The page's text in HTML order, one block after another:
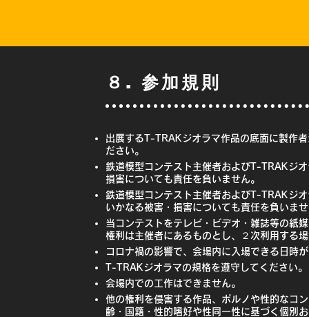
８. 参加規則
出展するT-TRAKジオラマ作品の底面に製作
ださい。
鉄道模型コンテスト主催者およびT-TRAKジ
損害についても責任を負いません。
鉄道模型コンテスト主催者およびT-TRAKジ
いかなる被害・損害についても責任を負いま
当コンテストをテレビ・ビデオ・雑誌等の紙
権利は主催者にあるものとし、２次利用する
コロナ禍の影響で、会場内に入場できる日時
T-TRAKジオラマの規格を遵守してください。
会場内での工作はできません。
他の権利を侵害する作品、ポルノや性的なコ
齢・国籍・性的嗜好や性同一性に基づく個別